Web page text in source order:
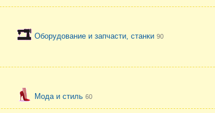
Оборудование и запчасти, станки 90
Мода и стиль 60